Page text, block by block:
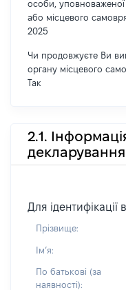
особи,
або місцевого
2025
Чи продовжуєте Ви
органу місцевого
Так
2.1.
декларування
Для ідентифікації
Прізвище:
Імʼя:
По батькові (за
наявності):